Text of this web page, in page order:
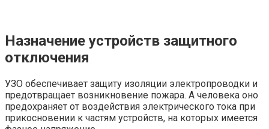
Назначение устройств защитного
отключения
УЗО обеспечивает защиту изоляции электропроводки и
предотвращает возникновение пожара. А человека оно
предохраняет от воздействия электрического тока при
прикосновении к частям устройств, на которых имеется